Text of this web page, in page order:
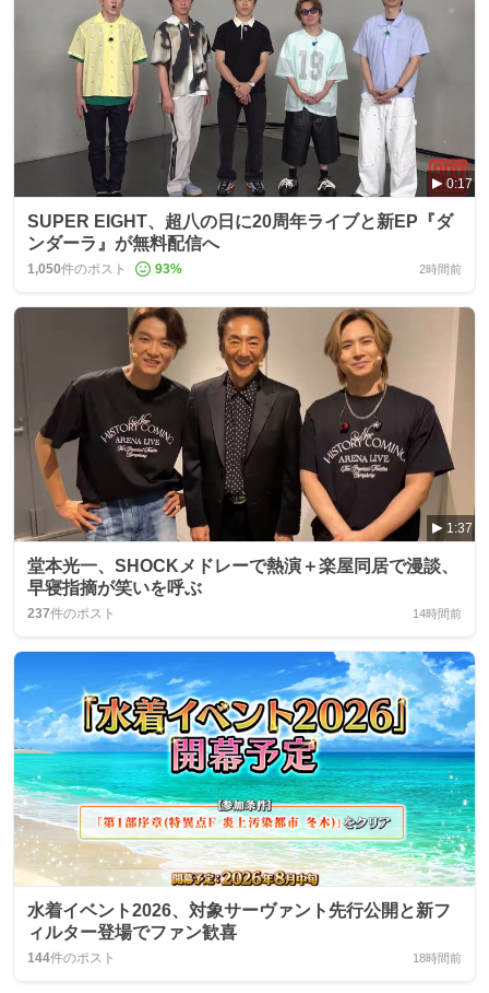
0:17
SUPER EIGHT、超八の日に20周年ライブと新EP『ダ
ンダーラ』が無料配信へ
1,050件のポスト 93% 2時間前
1:37
堂本光一、SHOCKメドレーで熱演＋楽屋同居で漫談、
早寝指摘が笑いを呼ぶ
237件のポスト 14時間前
水着イベント2026、対象サーヴァント先行公開と新フ
ィルター登場でファン歓喜
144件のポスト 18時間前